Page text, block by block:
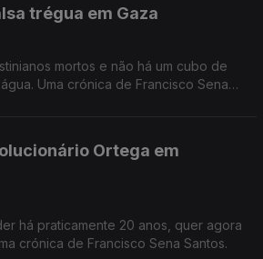
trégua em Gaza
mortos e não há um cubo de
Uma crónica de Francisco Sena
Ortega em
há praticamente 20 anos, quer agora
crónica de Francisco Sena Santos.